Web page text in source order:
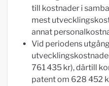
till kostnader i
mest
annat
Vid periodens
761 435 kr), därtill
patent om 628 452